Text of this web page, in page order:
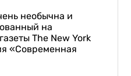
необычна и
на
The New York
«Современная